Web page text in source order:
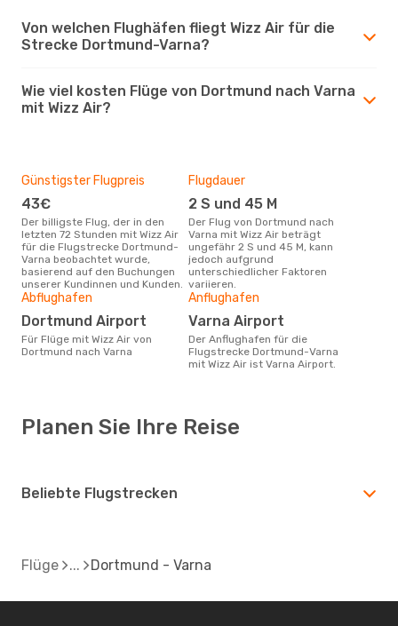
Von welchen Flughäfen fliegt Wizz Air für die
Strecke Dortmund-Varna?
Wie viel kosten Flüge von Dortmund nach Varna
mit Wizz Air?
Günstigster Flugpreis
43€
Der billigste Flug, der in den
letzten 72 Stunden mit Wizz Air
für die Flugstrecke Dortmund-
Varna beobachtet wurde,
basierend auf den Buchungen
unserer Kundinnen und Kunden.
Flugdauer
2 S und 45 M
Der Flug von Dortmund nach
Varna mit Wizz Air beträgt
ungefähr 2 S und 45 M, kann
jedoch aufgrund
unterschiedlicher Faktoren
variieren.
Abflughafen
Dortmund Airport
Für Flüge mit Wizz Air von
Dortmund nach Varna
Anflughafen
Varna Airport
Der Anflughafen für die
Flugstrecke Dortmund-Varna
mit Wizz Air ist Varna Airport.
Planen Sie Ihre Reise
Beliebte Flugstrecken
Flüge Dortmund - Varna